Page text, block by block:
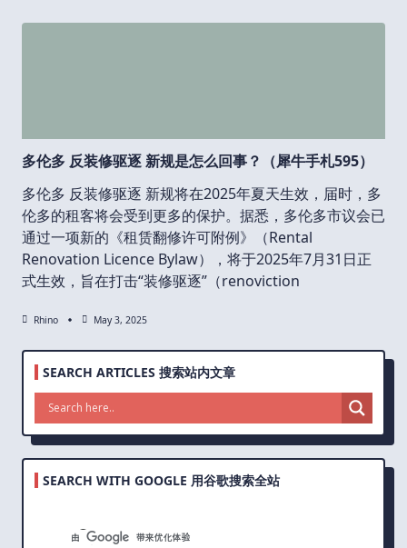
多伦多 反装修驱逐 新规是怎么回事？（犀牛手札595）
多伦多 反装修驱逐 新规将在2025年夏天生效，届时，多
伦多的租客将会受到更多的保护。据悉，多伦多市议会已
通过一项新的《租赁翻修许可附例》（Rental
Renovation Licence Bylaw），将于2025年7月31日正
式生效，旨在打击“装修驱逐”（renoviction
Rhino May 3, 2025
SEARCH ARTICLES 搜索站内文章
SEARCH WITH GOOGLE 用谷歌搜索全站